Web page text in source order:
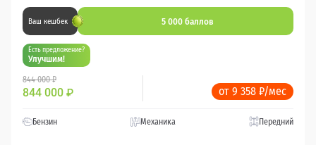
Ваш кешбек 5 000 баллов
Есть предложение?
Улучшим!
844 000 ₽
844 000 ₽ от 9 358 ₽/мес
Бензин Механика Передний